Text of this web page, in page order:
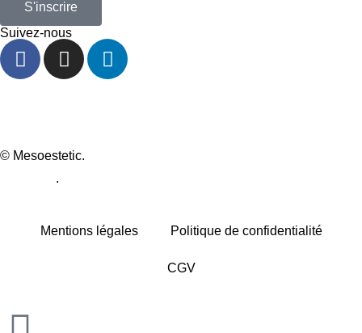
S'inscrire
Suivez-nous
© Mesoestetic.
.
Mentions légales Politique de confidentialité
CGV